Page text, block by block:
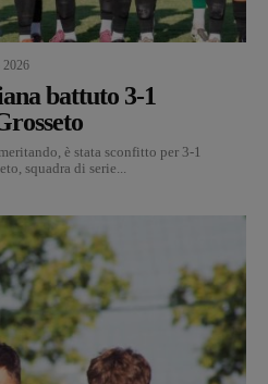
2026
battuto 3-1
è stata sconfitto per 3-1
squadra di serie...